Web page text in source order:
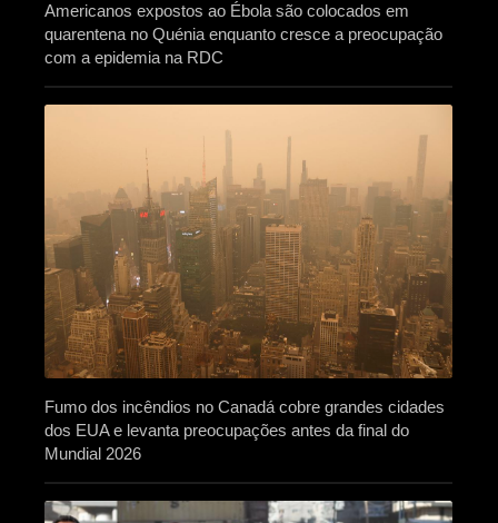
Americanos expostos ao Ébola são colocados em
quarentena no Quénia enquanto cresce a preocupação
com a epidemia na RDC
Fumo dos incêndios no Canadá cobre grandes cidades
dos EUA e levanta preocupações antes da final do
Mundial 2026